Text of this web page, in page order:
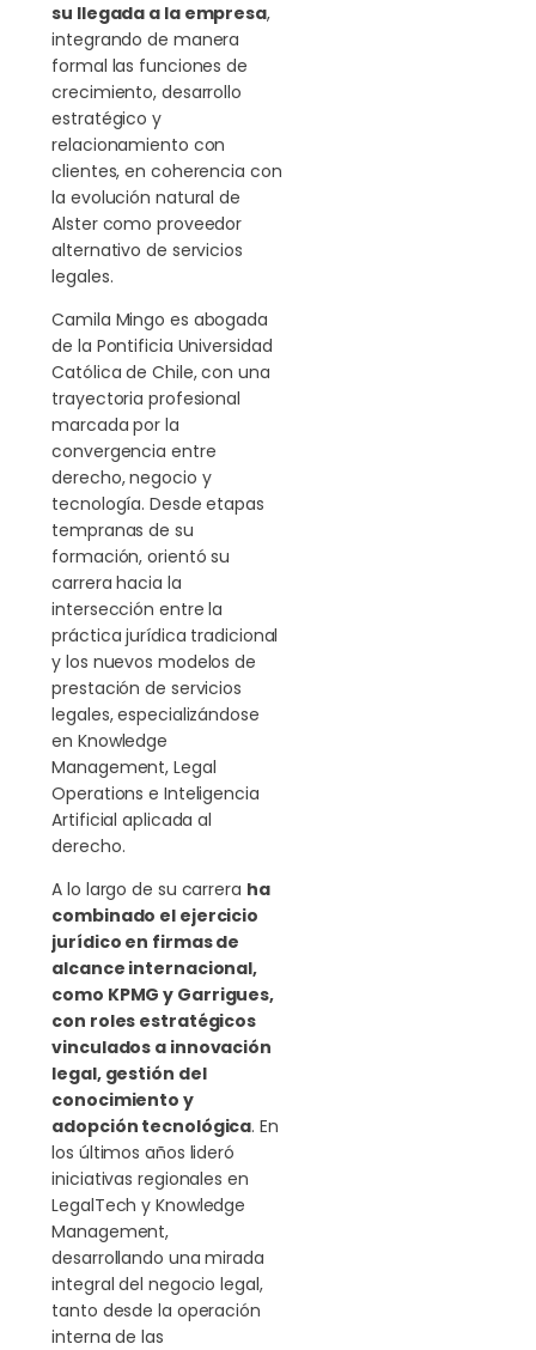
su llegada a la empresa,
integrando de manera
formal las funciones de
crecimiento, desarrollo
estratégico y
relacionamiento con
clientes, en coherencia con
la evolución natural de
Alster como proveedor
alternativo de servicios
legales.
Camila Mingo es abogada
de la Pontificia Universidad
Católica de Chile, con una
trayectoria profesional
marcada por la
convergencia entre
derecho, negocio y
tecnología. Desde etapas
tempranas de su
formación, orientó su
carrera hacia la
intersección entre la
práctica jurídica tradicional
y los nuevos modelos de
prestación de servicios
legales, especializándose
en Knowledge
Management, Legal
Operations e Inteligencia
Artificial aplicada al
derecho.
A lo largo de su carrera ha
combinado el ejercicio
jurídico en firmas de
alcance internacional,
como KPMG y Garrigues,
con roles estratégicos
vinculados a innovación
legal, gestión del
conocimiento y
adopción tecnológica. En
los últimos años lideró
iniciativas regionales en
LegalTech y Knowledge
Management,
desarrollando una mirada
integral del negocio legal,
tanto desde la operación
interna de las